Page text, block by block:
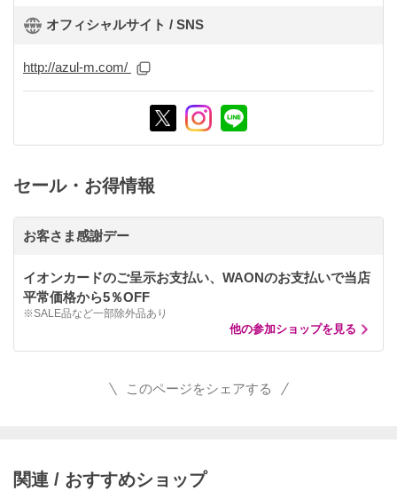
オフィシャルサイト / SNS
http://azul-m.com/
セール・お得情報
お客さま感謝デー
イオンカードのご呈示お支払い、WAONのお支払いで当店
平常価格から5％OFF
※SALE品など一部除外品あり
他の参加ショップを見る
このページをシェアする
関連 / おすすめショップ